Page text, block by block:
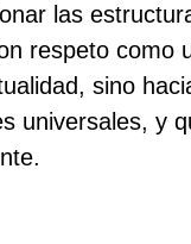
las
respeto como
sino
universales, y